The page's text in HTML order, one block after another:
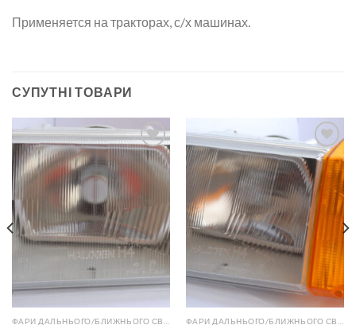
Применяется на тракторах, с/х машинах.
СУПУТНІ ТОВАРИ
Add to
Add to
wishlist